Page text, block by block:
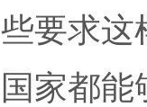
些要求这
国家都